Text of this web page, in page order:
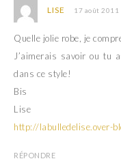
LISE 17 août 2011
Quelle jolie robe, je
J’aimerais savoir ou tu
dans ce style!
Bis
Lise
http://labulledelise.over-
RÉPONDRE